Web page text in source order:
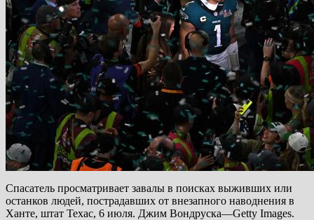
Спасатель просматривает завалы в поисках выживших или
останков людей, пострадавших от внезапного наводнения в
Ханте, штат Техас, 6 июля. Джим Вондруска—Getty Images.